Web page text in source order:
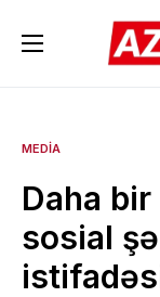
MEDIA
Daha bir
sosial